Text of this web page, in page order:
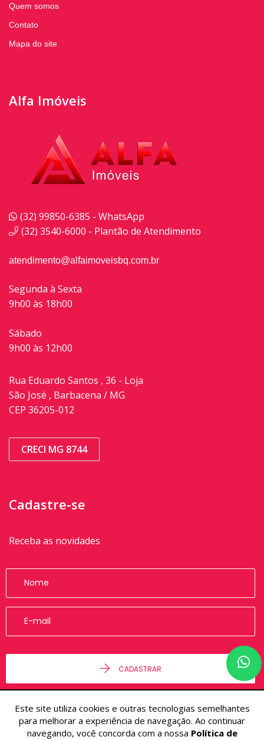
Quem somos
Contato
Mapa do site
Alfa Imóveis
(32) 99850-6385 - WhatsApp
(32) 3540-6000 - Plantão de Atendimento
atendimento@alfaimoveisbq.com.br
Segunda à Sexta
9h00 às 18h00
Sábado
9h00 às 12h00
Rua Eduardo Santos , 36 - Loja
São José , Barbacena / MG
CEP 36205-012
CRECI MG 8744
Cadastre-se
Receba as novidades
CADASTRAR
Este site utiliza cookies e outras tecnologias semelhantes
para melhorar a experiência de navegação. Ao continuar
navegando, você concorda com a nossa Política de